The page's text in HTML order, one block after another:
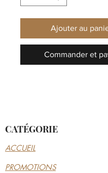
Ajouter au
Commander et
CATÉGORIE
ACCUEIL
PROMOTIONS